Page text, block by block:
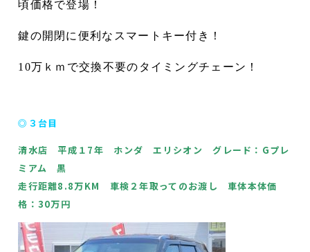
頃価格で登場！
鍵の開閉に便利なスマートキー付き！
10万ｋｍで交換不要のタイミングチェーン！
◎３台目
清水店 平成１7年 ホンダ エリシオン グレード：Gプレ
ミアム 黒
走行距離8.8万KM 車検２年取ってのお渡し 車体本体価
格：30万円